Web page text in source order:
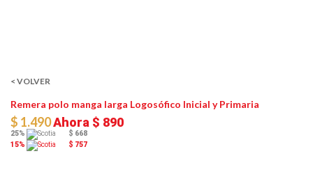
< VOLVER
Remera polo manga larga Logosófico Inicial y Primaria
$ 1.490Ahora $ 890
25%
$ 668
15%
$ 757